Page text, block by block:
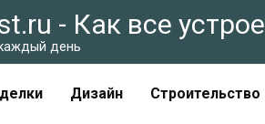
- Как все
день
Дизайн Строительство